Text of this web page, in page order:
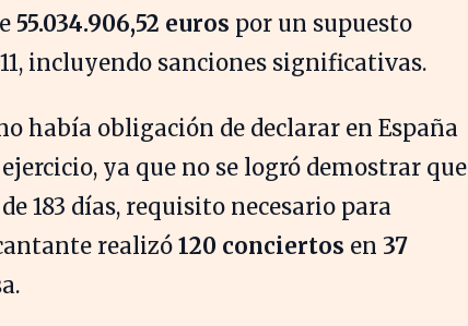
55.034.906,52 euros por un supuesto
incluyendo sanciones significativas.
había obligación de declarar en España
ejercicio, ya que no se logró demostrar que
183 días, requisito necesario para
realizó120 conciertos en 37